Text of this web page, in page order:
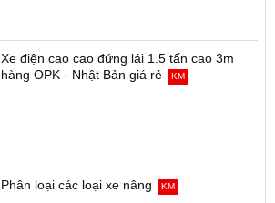
Xe điện cao cao đứng lái 1.5 tấn cao 3m
hàng OPK - Nhật Bản giá rẻ
KM
Phân loại các loại xe nâng KM